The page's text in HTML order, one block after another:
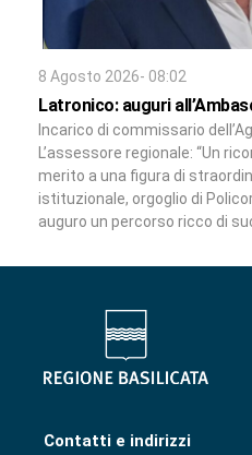
8 Agosto 2026- 08:02
Latronico: auguri
Incarico di commissario
L’assessore regionale: “Un
merito a una figura di
istituzionale, orgoglio di
auguro un percorso ricco di
Contatti e indirizzi